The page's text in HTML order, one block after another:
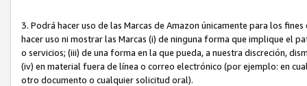
3. Podrá hacer uso de las Marcas de Amazon únicamente para los
hacer uso ni mostrar las Marcas (i) de ninguna forma que implique el
o servicios; (iii) de una forma en la que pueda, a nuestra discreción,
(iv) en material fuera de línea o correo electrónico (por ejemplo: en
otro documento o cualquier solicitud oral).